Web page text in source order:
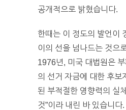
공개적으로 밝혔습니다.
한때는 이 정도의 발언이
이의 선을 넘나드는 것으
1976년, 미국 대법원은 부
의 선거 자금에 대한 후보
된 부적절한 영향력의 실
것”이라 내린 바 있습니